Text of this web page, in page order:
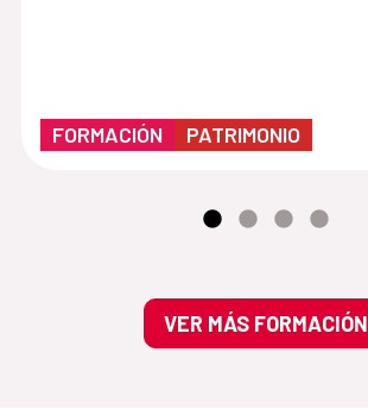
FORMACIÓN PATRIMONIO
VER MÁS FORMACIÓN